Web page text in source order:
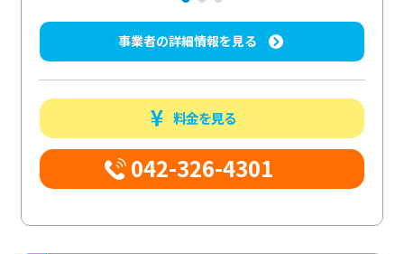
事業者の詳細情報を見る
料金を見る
042-326-4301